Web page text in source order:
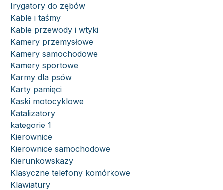
Irygatory do zębów
Kable i taśmy
Kable przewody i wtyki
Kamery przemysłowe
Kamery samochodowe
Kamery sportowe
Karmy dla psów
Karty pamięci
Kaski motocyklowe
Katalizatory
kategorie 1
Kierownice
Kierownice samochodowe
Kierunkowskazy
Klasyczne telefony komórkowe
Klawiatury